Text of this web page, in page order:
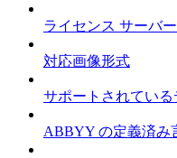
ライセンス サーバ
対応画像形式
サポートされてい
ABBYY の定義済み